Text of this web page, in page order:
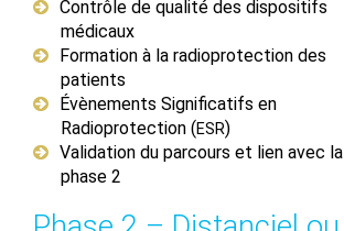
Contrôle de qualité des dispositifs
médicaux
Formation à la radioprotection des
patients
Évènements Significatifs en
Radioprotection (ESR)
Validation du parcours et lien avec la
phase 2